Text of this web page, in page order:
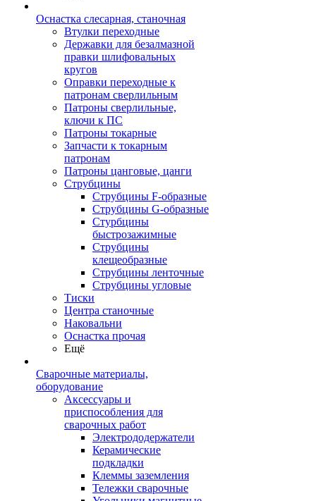
Оснастка слесарная, станочная
Втулки переходные
Державки для безалмазной
правки шлифовальных
кругов
Оправки переходные к
патронам сверлильным
Патроны сверлильные,
ключи к ПС
Патроны токарные
Запчасти к токарным
патронам
Патроны цанговые, цанги
Струбцины
Струбцины F-образные
Струбцины G-образные
Стурбцины
быстрозажимные
Струбцины
клещеобразные
Струбцины ленточные
Струбцины угловые
Тиски
Центра станочные
Наковальни
Оснастка прочая
Ещё
Сварочные материалы,
оборудование
Аксессуары и
приспособления для
сварочных работ
Электрододержатели
Керамические
подкладки
Клеммы заземления
Тележки сварочные